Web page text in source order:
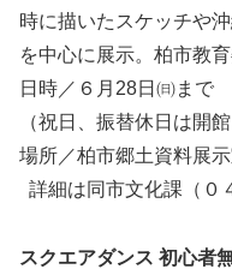
時に描いたスケッチや
を中心に展示。柏市教
日時／６月28日㈰ま
（祝日、振替休日は開館
場所／柏市郷土資料展
詳細は同市文化課（０
スクエアダンス 初心者